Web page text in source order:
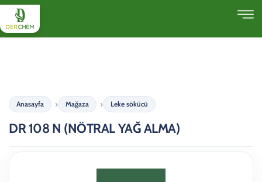
Anasayfa Mağaza Leke sökücü
DR 108 N (NÖTRAL YAĞ ALMA)
DR 108 N (NÖTRAL